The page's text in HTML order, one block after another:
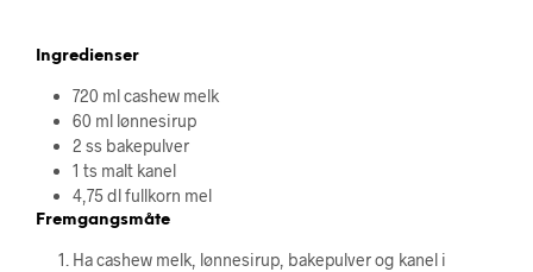
Ingredienser
720 ml cashew melk
60 ml lønnesirup
2 ss bakepulver
1 ts malt kanel
4,75 dl fullkorn mel
Fremgangsmåte
Ha cashew melk, lønnesirup, bakepulver og kanel i